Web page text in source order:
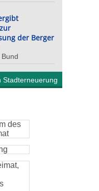
der Berger
Stadterneuerung